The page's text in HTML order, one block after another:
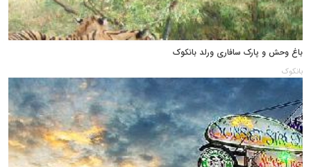
باغ وحش و پارک سافاری ورلد بانکوک
بانکوک